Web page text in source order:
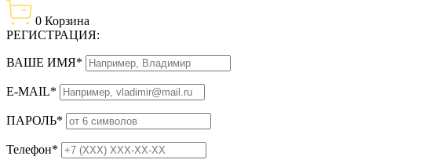
0 Корзина
РЕГИСТРАЦИЯ:
ВАШЕ ИМЯ*
E-MAIL*
ПАРОЛЬ*
Телефон*